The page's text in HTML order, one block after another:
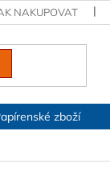
NAKUPOVAT
zboží